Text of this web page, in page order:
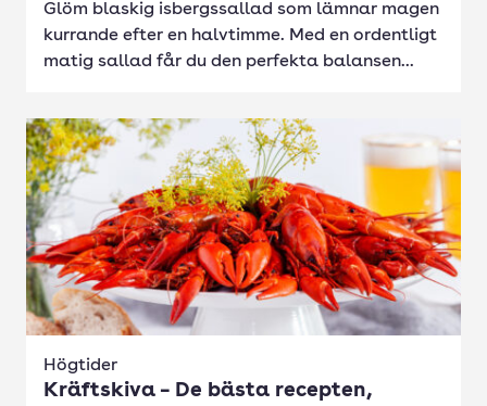
Glöm blaskig isbergssallad som lämnar magen
kurrande efter en halvtimme. Med en ordentligt
matig sallad får du den perfekta balansen...
Högtider
Kräftskiva – De bästa recepten,